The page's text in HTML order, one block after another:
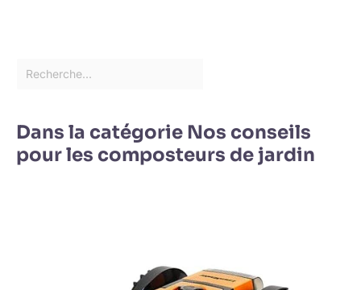
Dans la catégorie Nos conseils
pour les composteurs de jardin